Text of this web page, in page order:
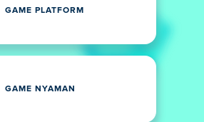
GAME PLATFORM
GAME NYAMAN